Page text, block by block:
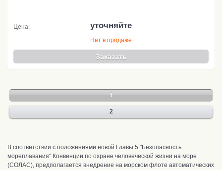
Цена: уточняйте
Нет в продаже
Заказать
1
2
В соответствии с положениями новой Главы 5 "Безопасность
мореплавания" Конвенции по охране человеческой жизни на море
(СОЛАС), предполагается внедрение на морском флоте автоматических